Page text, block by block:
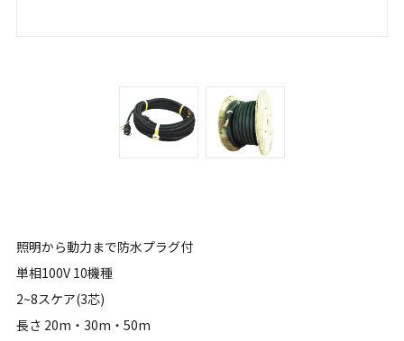
照明から動力まで防水プラグ付
単相100V 10機種
2~8スケア(3芯)
長さ 20m・30m・50m